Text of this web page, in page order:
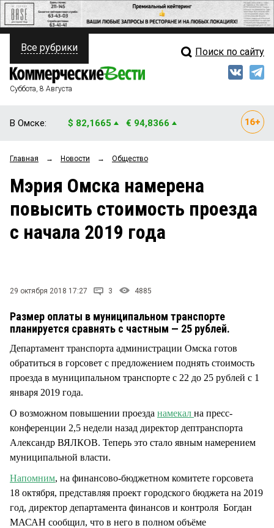
ПОЛИТИКА
ФИНАНСЫ
ОБЩЕСТВО
ЗАКОН
Свежий выпуск
Рейтинги
Блоги
Архив
Все рубрики Поиск по сайту
Суббота, 8 Августа
В Омске: $ 82,1665 € 94,8366
Главная → Новости → Общество
Мэрия Омска намерена
повысить стоимость проезда
с начала 2019 года
29 октября 2018 17:27 3 4885
Размер оплаты в муниципальном транспорте
планируется сравнять с частным — 25 рублей.
Департамент транспорта администрации Омска готов
обратиться в горсовет с предложением поднять стоимость
проезда в муниципальном транспорте с 22 до 25 рублей с 1
января 2019 года.
О возможном повышении проезда намекал на пресс-
конференции 2,5 недели назад директор дептранспорта
Александр ВЯЛКОВ. Теперь это стало явным намерением
муниципальной власти.
Напомним, на финансово-бюджетном комитете горсовета
18 октября, представляя проект городского бюджета на 2019
год, директор департамента финансов и контроля Богдан
МАСАН сообщил, что в него в полном объёме